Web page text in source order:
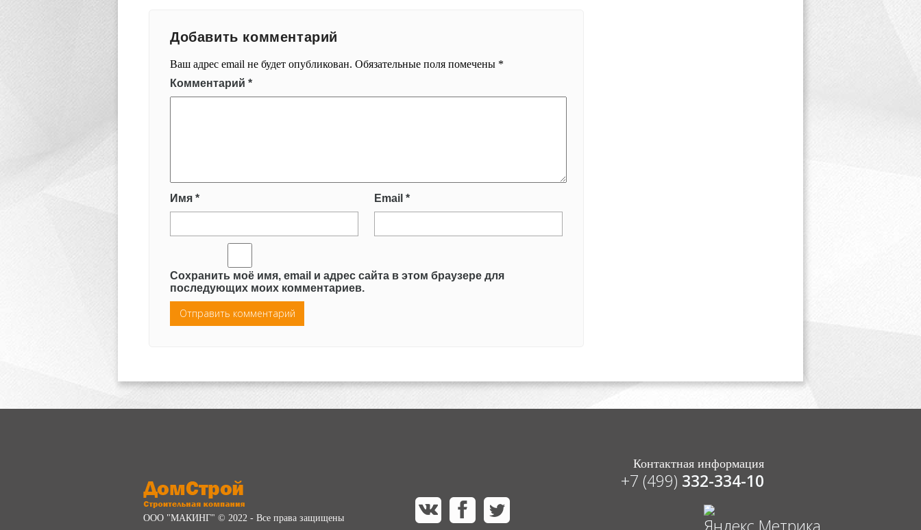
Добавить комментарий
Ваш адрес email не будет опубликован. Обязательные поля помечены *
Комментарий *
Имя * Email *
Сохранить моё имя, email и адрес сайта в этом браузере для
последующих моих комментариев.
ООО "МАКИНГ" © 2022 - Все права защищены
Контактная информация
+7 (499) 332-334-10